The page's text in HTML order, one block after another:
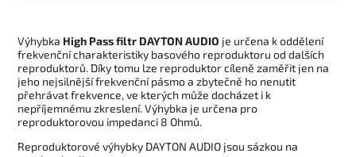
Výhybka High Pass filtr DAYTON AUDIO je určena k oddělení
frekvenční charakteristiky basového reproduktoru od dalších
reproduktorů. Díky tomu lze reproduktor cíleně zaměřit jen na
jeho nejsilnější frekvenční pásmo a zbytečně ho nenutit
přehrávat frekvence, ve kterých může docházet i k
nepříjemnému zkreslení. Výhybka je určena pro
reproduktorovou impedanci 8 Ohmů.
Reproduktorové výhybky DAYTON AUDIO jsou sázkou na